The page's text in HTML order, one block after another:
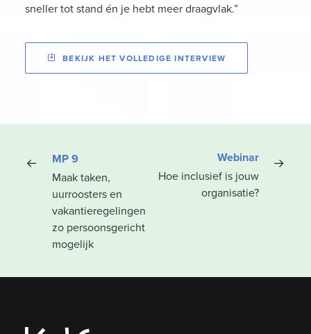
sneller tot stand én je hebt meer draagvlak.”
BEKIJK HET VOLLEDIGE INTERVIEW
MP 9
Maak taken,
uurroosters en
vakantieregelingen
zo persoonsgericht
mogelijk
Webinar
Hoe inclusief is jouw
organisatie?